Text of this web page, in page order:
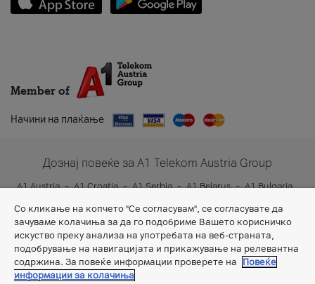
Member of
Начини на плаќање
Дознај повеќе за A1 Telekom Austria Group
A1 Austria A1 Croatia A1 Serbia A1 Belarus
A1 Bulgaria
A1 Slovenia
A1 Digital
Со кликање на копчето "Се согласувам", се согласувате да
зачуваме колачиња за да го подобриме Вашето корисничко
искуство преку анализа на употребата на веб-страната,
подобрување на навигацијата и прикажување на релевантна
содржина. За повеќе информации проверете на
Повеќе
информации за колачиња